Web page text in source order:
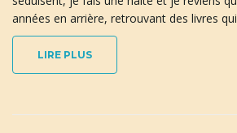
années en arrière, retrouvant des livres
LIRE PLUS